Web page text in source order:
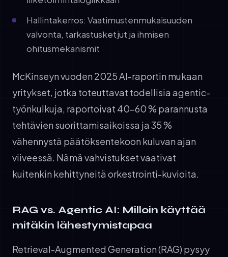
Hallintakerros: Vaatimustenmukaisuuden
valvonta, tarkastusketjut ja ihmisen
ohitusmekanismit
McKinseyn vuoden 2025 AI-raportin mukaan
yritykset, jotka toteuttavat todellisia agentic-
työnkulkuja, raportoivat 40-60 % parannusta
tehtävien suorittamisaikoissa ja 35 %
vähennystä päätöksentekoon kuluvan ajan
viiveessä. Nämä vahvistukset vaativat
kuitenkin kehittyneitä orkestrointi-kuvioita.
RAG vs. Agentic AI: Milloin käyttää
mitäkin lähestymistapaa
Retrieval-Augmented Generation (RAG) pysyy